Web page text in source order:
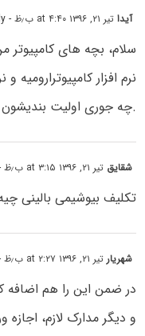
آیداتیر ۲۱, ۱۳۹۶ at ۴:۴۰ ب٫ظ - Reply
سلام، بچه های کامپیوتر
نرم افزار
.چه جوری اولیت بندیشون
شقایق تیر ۲۱, ۱۳۹۶ at ۳:۱۵ ب٫ظ
تکلیف بیوشیمی بالینی
شهریارتیر ۲۱, ۱۳۹۶ at ۲:۲۷ ب٫ظ
در ضمن این را هم اضافه
و دیگر مدارک لازم، اجازه